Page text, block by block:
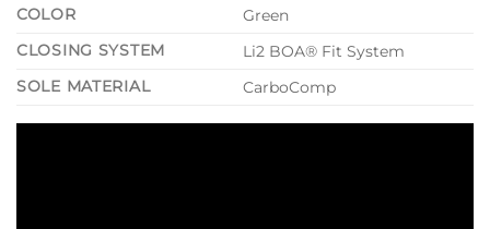
COLOR
Green
CLOSING SYSTEM
Li2 BOA® Fit System
SOLE MATERIAL
CarboComp